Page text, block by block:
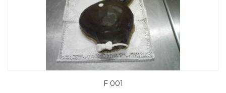
F 001